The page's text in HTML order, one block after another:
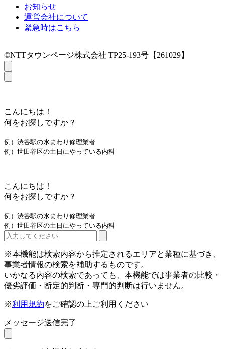
お知らせ
運営会社について
緊急時はこちら
©NTTタウンページ株式会社 TP25-193号【261029】
こんにちは！
何をお探しですか？
例）渋谷駅の水まわり修理業者
例）世田谷区の土日にやっている内科
こんにちは！
何をお探しですか？
例）渋谷駅の水まわり修理業者
例）世田谷区の土日にやっている内科
※本機能は検索内容から推定されるエリアと業種に基づき、
事業者情報の検索を補助するものです。
いかなる内容の検索であっても、本機能では事業者の比較・
優劣評価・断定的判断・専門的判断は行いません。
※利用規約をご確認の上ご利用ください
メッセージ送信完了